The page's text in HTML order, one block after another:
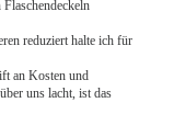
reduziert halte ich für
an Kosten und
uns lacht, ist das